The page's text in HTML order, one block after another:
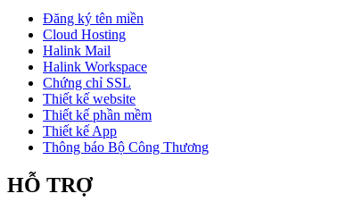
Đăng ký tên miền
Cloud Hosting
Halink Mail
Halink Workspace
Chứng chỉ SSL
Thiết kế website
Thiết kế phần mềm
Thiết kế App
Thông báo Bộ Công Thương
HỖ TRỢ